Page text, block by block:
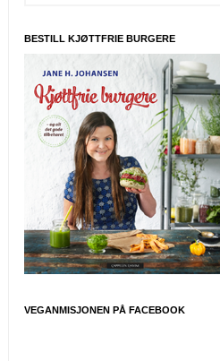
BESTILL KJØTTFRIE BURGERE
VEGANMISJONEN PÅ FACEBOOK